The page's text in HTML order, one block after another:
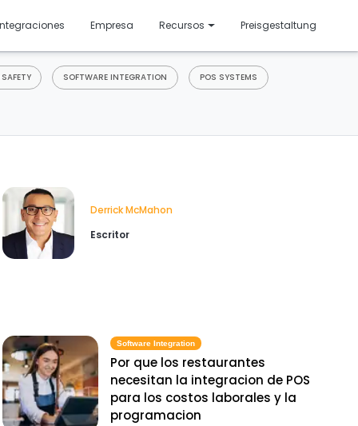
Empresa Recursos Preisgestaltung
SOFTWARE INTEGRATION POS SYSTEMS
Derrick McMahon
Escritor
Software Integration
Por que los restaurantes
necesitan la integracion de POS
para los costos laborales y la
programacion